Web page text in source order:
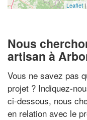
Leaflet
Nous
artisan à
Vous ne savez pas
projet ? Indiquez-
ci-dessous, nous
en relation avec le